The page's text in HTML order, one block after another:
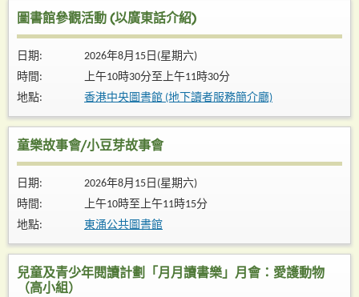
圖書館參觀活動 (以廣東話介紹)
日期:
2026年8月15日(星期六)
時間:
上午10時30分至上午11時30分
地點:
香港中央圖書館 (地下讀者服務簡介廳)
童樂故事會/小豆芽故事會
日期:
2026年8月15日(星期六)
時間:
上午10時至上午11時15分
地點:
東涌公共圖書館
兒童及青少年閱讀計劃「月月讀書樂」月會：愛護動物
（高小組）